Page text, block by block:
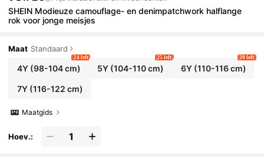
SHEIN Modieuze camouflage- en denimpatchwork halflange
rok voor jonge meisjes
Maat Standaard
4Y(98-104 cm)
24 left
5Y (104-110 cm)
25 left
6Y(110-116 cm)
20 left
7Y(116-122 cm)
Maatgids
Hoev.: